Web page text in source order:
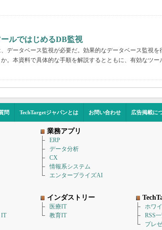
ルではじめるDB監視
データベース監視が必要だ。効果的なデータベース監視を
。本資料で具体的な手順を解説するとともに、有効なツー
問 TechTargetジャパンとは お問い合わせ 広告掲載に
業務アプリ
ERP
データ分析
CX
情報系システム
エンタープライズAI
IT
インダストリー
医療IT
教育IT
ホワ
RSS
プレ